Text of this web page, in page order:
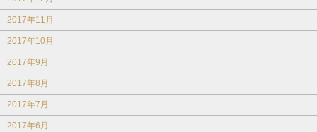
2017年11月
2017年10月
2017年9月
2017年8月
2017年7月
2017年6月